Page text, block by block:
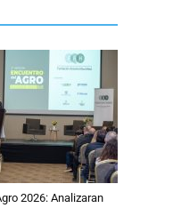
2026: Analizaran